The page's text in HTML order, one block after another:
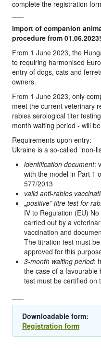
complete the registration
Import of companion
procedure from 01.06.2023!
From 1 June 2023, the
to requiring harmonised
entry of dogs, cats and
owners.
From 1 June 2023, only
meet the current veterinary
rabies serological titer
month waiting period - will
Requirements upon entry:
Ukraine is a so-called "non-
identification document:
with the model in Part 1
577/2013
valid anti-rabies
„positive” titre test for
IV to Regulation (EU)
carried out by a
vaccination and
The titration test must
approved for this
3-month waiting period:
the case of a favourable
test must be certified on
Downloadable form:
Registration form